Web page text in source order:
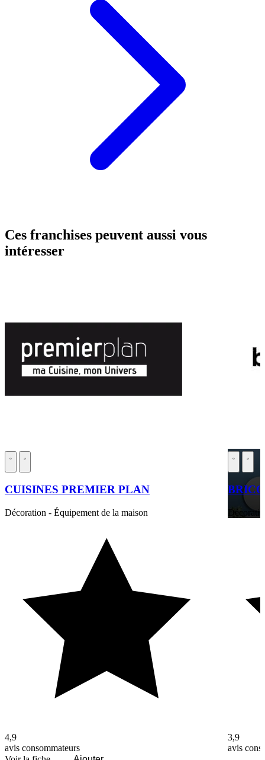
Ces franchises peuvent aussi vous
intéresser
CUISINES PREMIER PLAN
Décoration - Équipement de la maison
4,9
avis consommateurs
3,9
avis